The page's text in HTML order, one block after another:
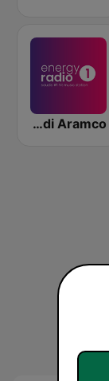
Energy Radio 1 Saudi Aramco